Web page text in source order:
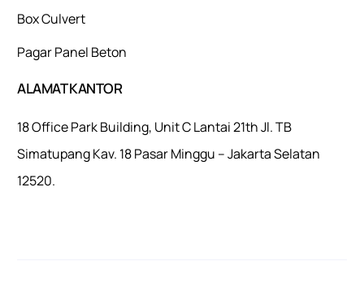
Box Culvert
Pagar Panel Beton
ALAMAT KANTOR
18 Office Park Building, Unit C Lantai 21th Jl. TB
Simatupang Kav. 18 Pasar Minggu – Jakarta Selatan
12520.